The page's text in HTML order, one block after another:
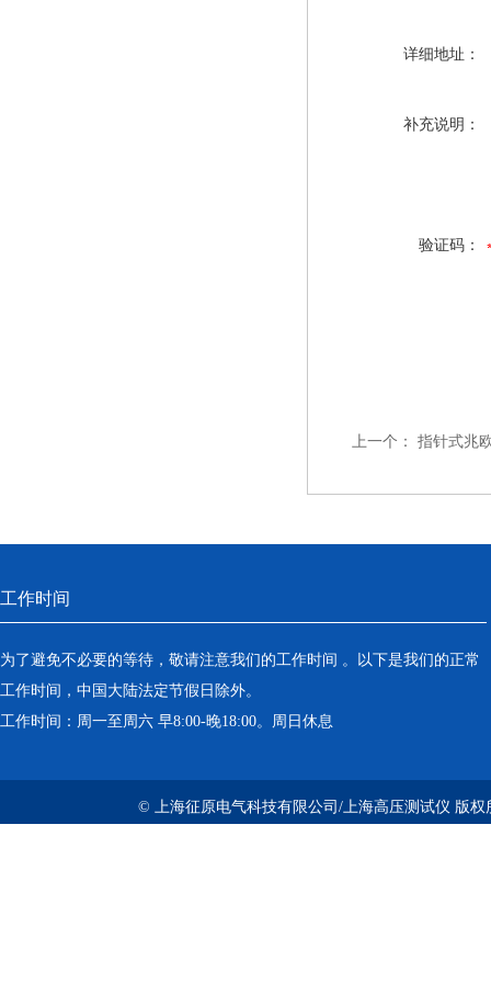
详细地址：
补充说明：
验证码：
上一个： 指针式兆
工作时间
为了避免不必要的等待，敬请注意我们的工作时间 。以下是我们的正常
工作时间，中国大陆法定节假日除外。
工作时间：周一至周六 早8:00-晚18:00。周日休息
© 上海征原电气科技有限公司/上海高压测试仪 版权